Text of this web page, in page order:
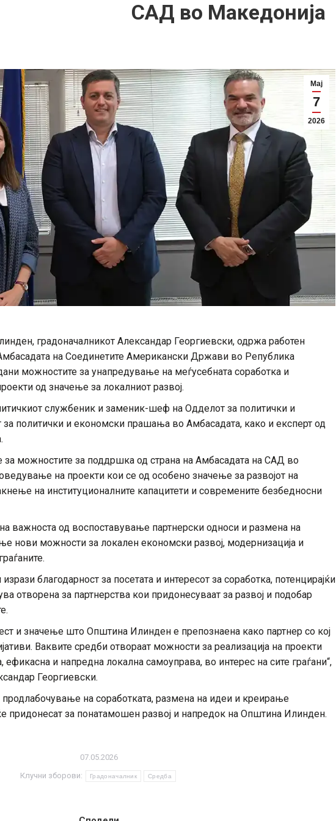
САД во Македонија
Мај
7
2026
градоначалникот Александар Георгиевски, одржа работен
на Соединетите Американски Држави во Република
можностите за унапредување на меѓусебната соработка и
од значење за локалниот развој.
службеник и заменик-шеф на Одделот за политички и
политички и економски прашања во Амбасадата, како и експерт од
за можностите за поддршка од страна на Амбасадата на САД во
на проекти кои се од особено значење за развојот на
на институционалните капацитети и современите безбедносни
важноста од воспоставување партнерски односи и размена на
нови можности за локален економски развој, модернизација и
благодарност за посетата и интересот за соработка, потенцирајќи
отворена за партнерства кои придонесуваат за развој и подобар
и значење што Општина Илинден е препознаена како партнер со кој
Ваквите средби отвораат можности за реализација на проекти
и напредна локална самоуправа, во интерес на сите граѓани“,
Георгиевски.
продлабочување на соработката, размена на идеи и креирање
придонесат за понатамошен развој и напредок на Општина Илинден.
07.05.2026
Клучни зборови: Градоначалник Средба